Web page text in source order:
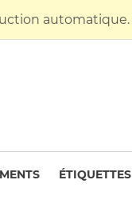
automatique.
ÉTIQUETTES